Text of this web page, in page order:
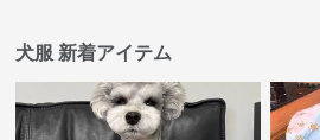
犬服 新着アイテム